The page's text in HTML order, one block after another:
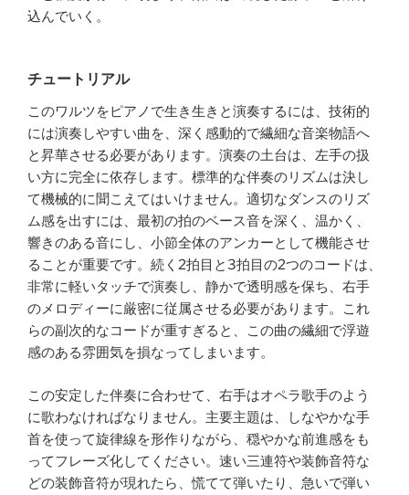
込んでいく。
チュートリアル
このワルツをピアノで生き生きと演奏するには、技術的
には演奏しやすい曲を、深く感動的で繊細な音楽物語へ
と昇華させる必要があります。演奏の土台は、左手の扱
い方に完全に依存します。標準的な伴奏のリズムは決し
て機械的に聞こえてはいけません。適切なダンスのリズ
ム感を出すには、最初の拍のベース音を深く、温かく、
響きのある音にし、小節全体のアンカーとして機能させ
ることが重要です。続く2拍目と3拍目の2つのコードは、
非常に軽いタッチで演奏し、静かで透明感を保ち、右手
のメロディーに厳密に従属させる必要があります。これ
らの副次的なコードが重すぎると、この曲の繊細で浮遊
感のある雰囲気を損なってしまいます。
この安定した伴奏に合わせて、右手はオペラ歌手のよう
に歌わなければなりません。主要主題は、しなやかな手
首を使って旋律線を形作りながら、穏やかな前進感をも
ってフレーズ化してください。速い三連符や装飾音符な
どの装飾音符が現れたら、慌てて弾いたり、急いで弾い